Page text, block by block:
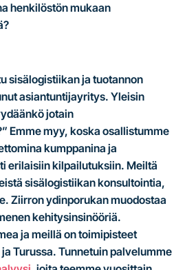
henkilöstön mukaan
sisälogistiikan ja tuotannon
asiantuntijayritys. Yleisin
jotain
Emme myy, koska osallistumme
kumppanina ja
erilaisiin kilpailutuksiin. Meiltä
sisälogistiikan konsultointia,
Ziirron ydinporukan muodostaa
kehitysinsinööriä.
ja meillä on toimipisteet
Turussa. Tunnetuin palvelumme